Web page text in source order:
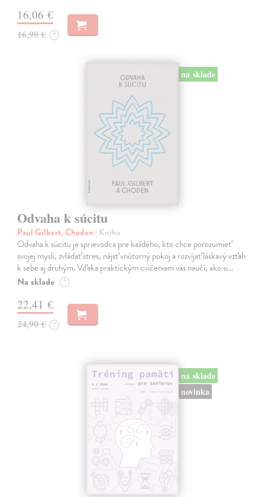
16,06 €
16,90 € ?
na sklade
Odvaha k súcitu
Paul Gilbert, Choden | Kniha
Odvaha k súcitu je sprievodca pre každého, kto chce porozumieť
svojej mysli, zvládať stres, nájsť vnútorný pokoj a rozvíjať láskavý vzťah
k sebe aj druhým. Vďaka praktickým cvičeniam vás naučí, ako si…
Na sklade ?
22,41 €
24,90 € ?
na sklade
novinka